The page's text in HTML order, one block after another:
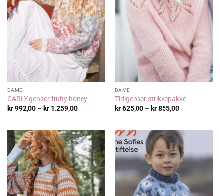
DAME
CARLY genser fruity honey
kr992,00 – kr1.259,00Prisområde:
DAME
Tirilgenser strikkepakke
kr625,00 – kr855,00Prisområde: